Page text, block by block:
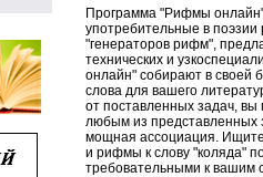
Программа "Рифмы
употребительные в
"генераторов рифм",
технических и
онлайн" собирают в своей
слова для вашего
от поставленных задач,
любым из
мощная ассоциация. Ищите
и рифмы к слову "коляда"
требовательными к вашим